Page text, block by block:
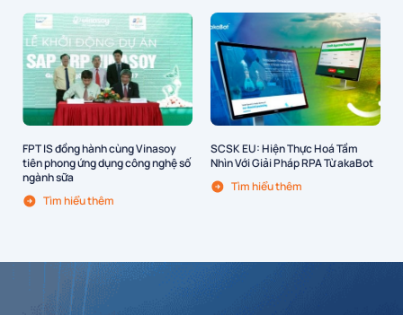
FPT IS đồng hành cùng Vinasoy
tiên phong ứng dụng công nghệ số
ngành sữa
Tìm hiểu thêm
SCSK EU: Hiện Thực Hoá Tầm
Nhìn Với Giải Pháp RPA Từ akaBot
Tìm hiểu thêm